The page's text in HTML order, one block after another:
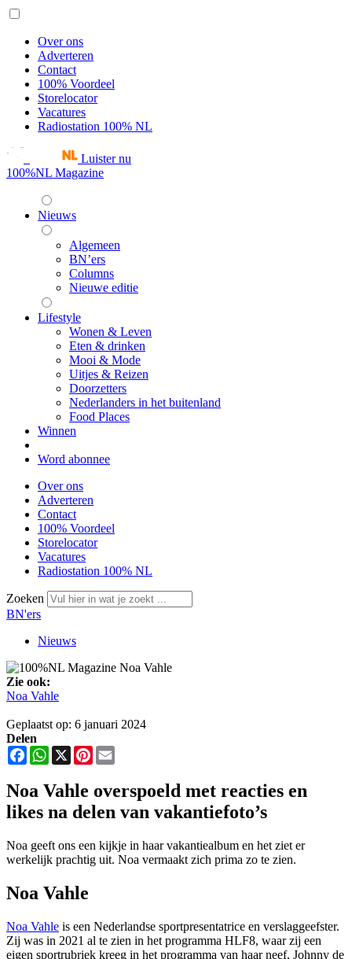
Over ons
Adverteren
Contact
100% Voordeel
Storelocator
Vacatures
Radiostation 100% NL
Luister nu
100%NL Magazine
Nieuws
Algemeen
BN’ers
Columns
Nieuwe editie
Lifestyle
Wonen & Leven
Eten & drinken
Mooi & Mode
Uitjes & Reizen
Doorzetters
Nederlanders in het buitenland
Food Places
Winnen
Word abonnee
Over ons
Adverteren
Contact
100% Voordeel
Storelocator
Vacatures
Radiostation 100% NL
Zoeken
BN'ers
Nieuws
Zie ook:
Noa Vahle
Geplaatst op: 6 januari 2024
Delen
FacebookWhatsApp
X Pinterest
Noa Vahle overspoeld met reacties en
likes na delen van vakantiefoto’s
Noa geeft ons een kijkje in haar vakantiealbum en het ziet er
werkelijk prachtig uit. Noa vermaakt zich prima zo te zien.
Noa Vahle
Noa Vahle is een Nederlandse sportpresentatrice en verslaggeefster.
Zij was in 2021 al te zien in het programma HLF8, waar zij een
eigen sportrubriek kreeg in het programma van haar neef, Johnny de